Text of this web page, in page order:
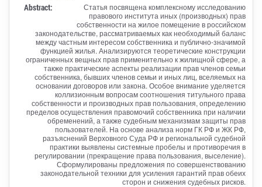
Abstract:
Статья посвящена комплексному исследованию
правового института иных (производных) прав
собственности на жилое помещение в российском
законодательстве, рассматриваемых как необходимый баланс
между частным интересом собственника и публично-значимой
функцией жилья. Анализируются теоретические конструкции
ограниченных вещных прав применительно к жилищной сфере, а
также практические аспекты реализации прав членов семьи
собственника, бывших членов семьи и иных лиц, вселяемых на
основании договоров или закона. Особое внимание уделяется
коллизионным вопросам соотношения титульного права
собственности и производных прав пользования, определению
пределов осуществления правомочий собственника при наличии
обременений, а также судебным механизмам защиты прав
пользователей. На основе анализа норм ГК РФ и ЖК РФ,
разъяснений Верховного Суда РФ и региональной судебной
практики выявлены системные пробелы и противоречия в
регулировании (прекращение права пользования, выселение).
Сформулированы предложения по совершенствованию
законодательной техники для усиления гарантий прав обеих
сторон и снижения судебных рисков.